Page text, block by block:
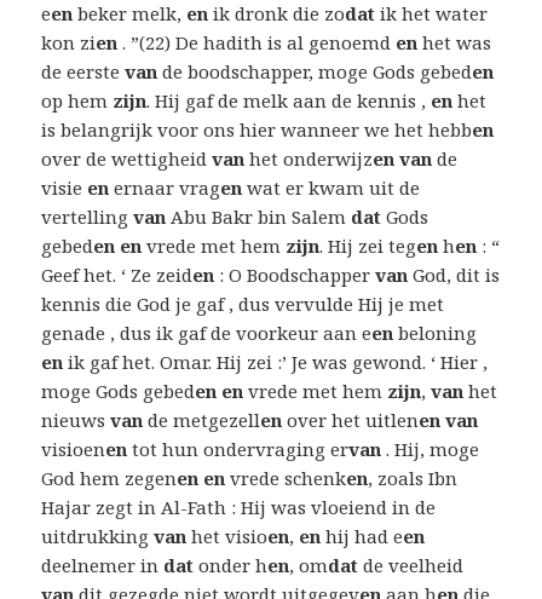
een beker melk, en ik dronk die zodat ik het water
kon zien . ”(22) De hadith is al genoemd en het was
de eerstevan de boodschapper, moge Gods gebeden
op hem zijn. Hij gaf de melk aan de kennis , en het
is belangrijk voor ons hier wanneer we het hebben
over de wettigheidvan het onderwijzen van de
visie en ernaar vragen wat er kwam uit de
vertellingvan Abu Bakr bin Salem dat Gods
gebeden en vrede met hem zijn. Hij zei tegen hen : “
Geef het. ‘ Ze zeiden : O Boodschappervan God, dit is
kennis die God je gaf , dus vervulde Hij je met
genade , dus ik gaf de voorkeur aan een beloning
en ik gaf het. Omar. Hij zei :’ Je was gewond. ‘ Hier ,
moge Gods gebeden en vrede met hem zijn,van het
nieuwsvan de metgezellen over het uitlenen van
visioenen tot hun ondervraging ervan . Hij, moge
God hem zegenen en vrede schenken, zoals Ibn
Hajar zegt in Al-Fath : Hij was vloeiend in de
uitdrukkingvan het visioen, en hij had een
deelnemer in dat onder hen, omdat de veelheid